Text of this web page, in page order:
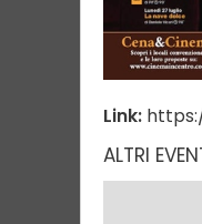
Link:
ALTRI